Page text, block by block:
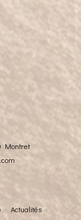
Montret
Actualités